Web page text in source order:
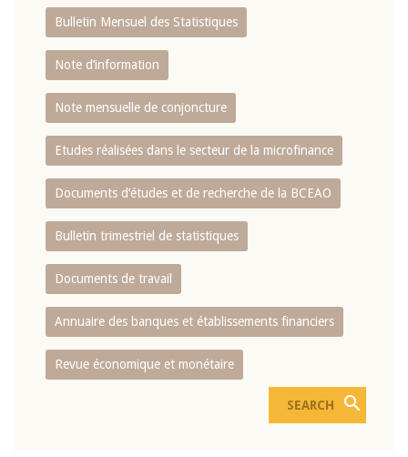
Bulletin Mensuel des Statistiques
Note d’information
Note mensuelle de conjoncture
Etudes réalisées dans le secteur de la microfinance
Documents d’études et de recherche de la BCEAO
Bulletin trimestriel de statistiques
Documents de travail
Annuaire des banques et établissements financiers
Revue économique et monétaire